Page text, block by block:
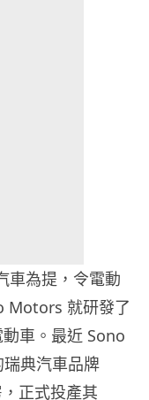
車為提，令電動
Motors 就研發了
車。最近 Sono
典汽車品牌
正式投產其